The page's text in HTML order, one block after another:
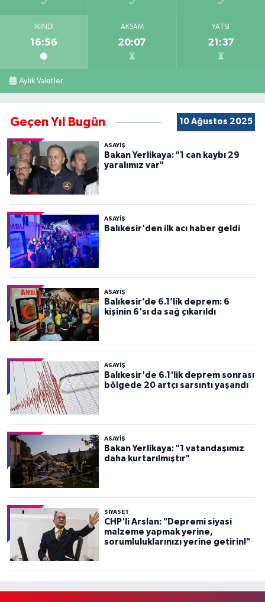
İKINDI
16:56
AKŞAM
20:07
YATSI
21:37
Aylık Vakitler
Geçen Yıl Bugün 10 Ağustos 2025
ASAYİŞ
Bakan Yerlikaya: "1 can kaybı 29
yaralımız var"
ASAYİŞ
Balıkesir'den ilk acı haber geldi
ASAYİŞ
Balıkesir’de 6.1’lik deprem: 6
kişinin 6'sı da sağ çıkarıldı
ASAYİŞ
Balıkesir'de 6.1'lik deprem sonrası
bölgede 20 artçı sarsıntı yaşandı
ASAYİŞ
Bakan Yerlikaya: "1 vatandaşımız
daha kurtarılmıştır"
SİYASET
CHP'li Arslan: "Depremi siyasi
malzeme yapmak yerine,
sorumluluklarınızı yerine getirin!"